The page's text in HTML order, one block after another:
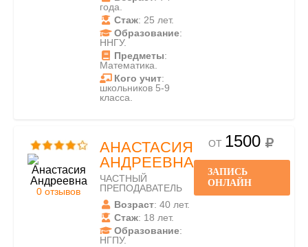
года.
Стаж: 25 лет.
Образование:
ННГУ.
Предметы:
Математика.
Кого учит:
школьников 5-9
класса.
0 отзывов
АНАСТАСИЯ
АНДРЕЕВНА
ЧАСТНЫЙ
ПРЕПОДАВАТЕЛЬ
Возраст: 40 лет.
Стаж: 18 лет.
Образование:
НГПУ.
ОТ 1500
ЗАПИСЬ
ОНЛАЙН